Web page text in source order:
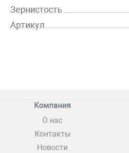
Зернистость
Артикул
Компания
О нас
Контакты
Новости